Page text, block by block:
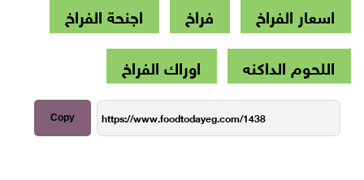
اسعار الفراخ فراخ
اجنحة الفراخ
اللحوم الداكنه
اوراك الفراخ
Copy